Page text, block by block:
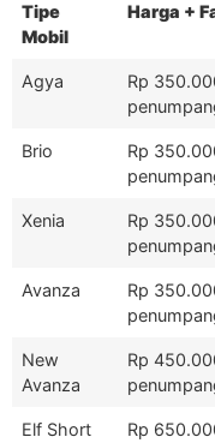
Tipe
Mobil
Harga +
Agya
Rp
Brio
Rp
Xenia
Rp
Avanza
Rp
New
Avanza
Rp
Elf Short
Rp